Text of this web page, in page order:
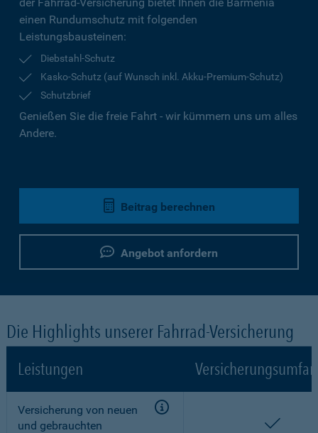
einen Rundumschutz mit folgenden
Leistungsbausteinen:
Diebstahl-Schutz
Kasko-Schutz (auf Wunsch inkl. Akku-Premium-Schutz)
Schutzbrief
Genießen Sie die freie Fahrt - wir kümmern uns um alles
Andere.
Beitrag berechnen
Angebot anfordern
Die Highlights unserer Fahrrad-Versicherung
Leistungen
Versicherung von neuen
und gebrauchten